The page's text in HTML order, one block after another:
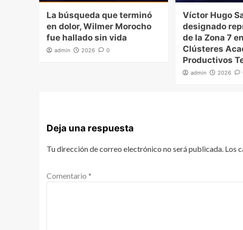
La búsqueda que terminó
en dolor, Wilmer Morocho
fue hallado sin vida
admin 2026 0
Víctor Hugo
designado
de la Zona 7
Clústeres
Productivos
admin 2026
Deja una respuesta
Tu dirección de correo electrónico no será publicada. Los
Comentario *